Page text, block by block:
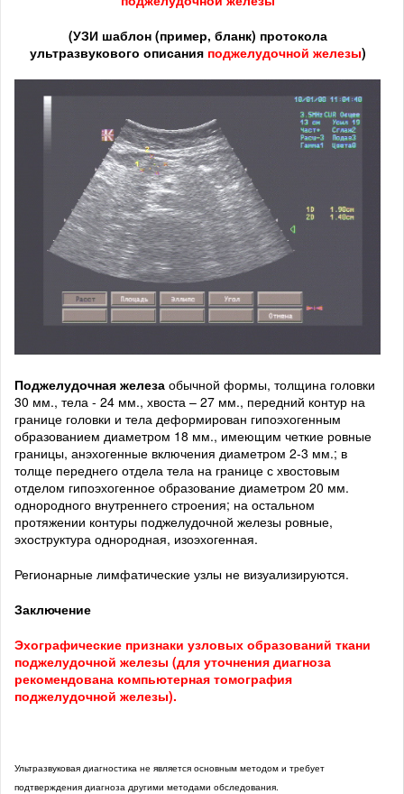
(УЗИ шаблон (пример, бланк) протокола
ультразвукового описания поджелудочной железы)
Поджелудочная железа обычной формы, толщина головки
30 мм., тела - 24 мм., хвоста – 27 мм., передний контур на
границе головки и тела деформирован гипоэхогенным
образованием диаметром 18 мм., имеющим четкие ровные
границы, анэхогенные включения диаметром 2-3 мм.; в
толще переднего отдела тела на границе с хвостовым
отделом гипоэхогенное образование диаметром 20 мм.
однородного внутреннего строения; на остальном
протяжении контуры поджелудочной железы ровные,
эхоструктура однородная, изоэхогенная.
Регионарные лимфатические узлы не визуализируются.
Заключение
Эхографические признаки узловых образований ткани
поджелудочной железы (для уточнения диагноза
рекомендована компьютерная томография
поджелудочной железы).
Ультразвуковая диагностика не является основным методом и требует
подтверждения диагноза другими методами обследования.